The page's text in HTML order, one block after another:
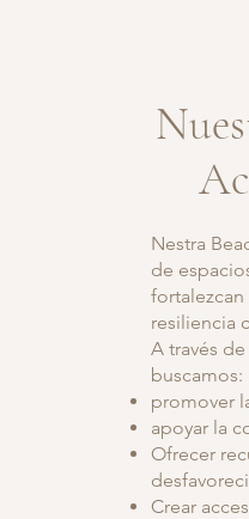
Nestra
de
resiliencia
A través
buscamos:
promover
apoyar la
Ofrecer
Crear